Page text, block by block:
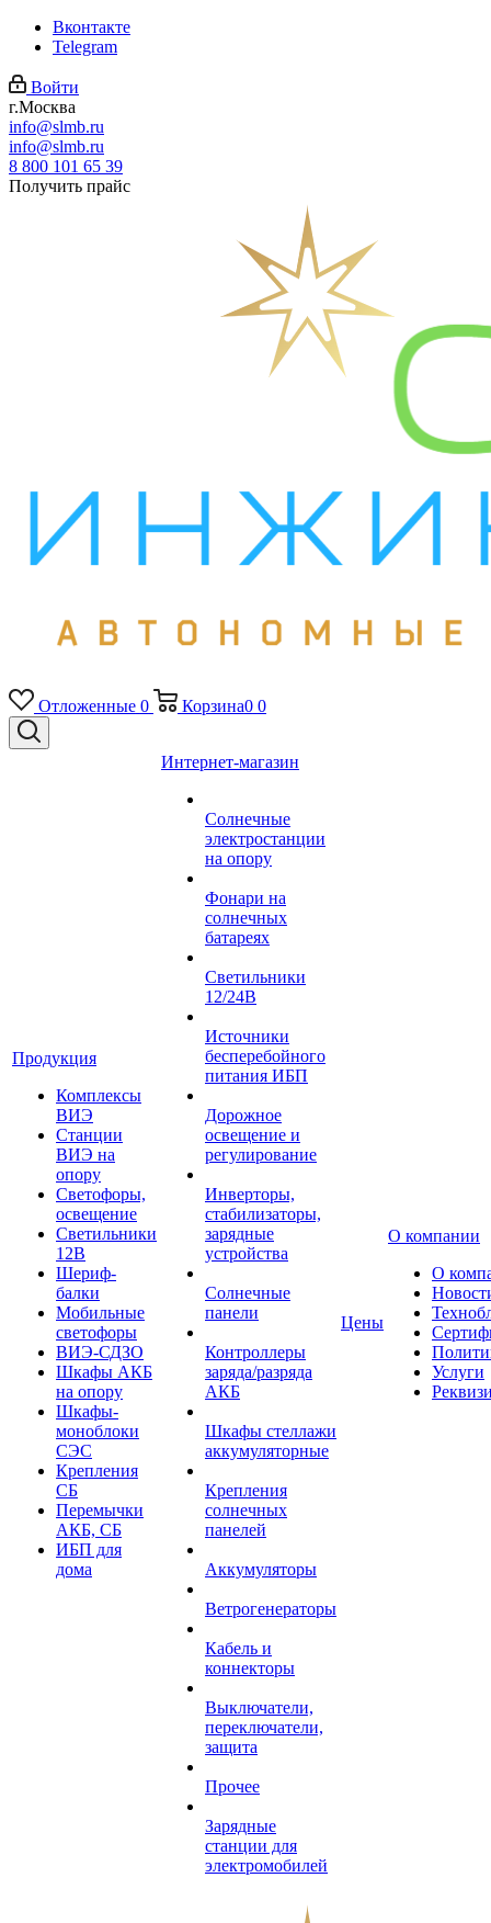
Вконтакте
Telegram
Войти
г.Москва
info@slmb.ru
info@slmb.ru
8 800 101 65 39
Получить прайс
Отложенные 0 Корзина0 0
Продукция
Комплексы
ВИЭ
Станции
ВИЭ на
опору
Светофоры,
освещение
Светильники
12В
Шериф-
балки
Мобильные
светофоры
ВИЭ-СДЗО
Шкафы АКБ
на опору
Шкафы-
моноблоки
СЭС
Крепления
СБ
Перемычки
АКБ, СБ
ИБП для
дома
Интернет-магазин
Солнечные
электростанции
на опору
Фонари на
солнечных
батареях
Светильники
12/24В
Источники
бесперебойного
питания ИБП
Дорожное
освещение и
регулирование
Инверторы,
стабилизаторы,
зарядные
устройства
Солнечные
панели
Контроллеры
заряда/разряда
АКБ
Шкафы стеллажи
аккумуляторные
Крепления
солнечных
панелей
Аккумуляторы
Ветрогенераторы
Кабель и
коннекторы
Выключатели,
переключатели,
защита
Прочее
Зарядные
станции для
электромобилей
Цены
О компании
О
Услуги